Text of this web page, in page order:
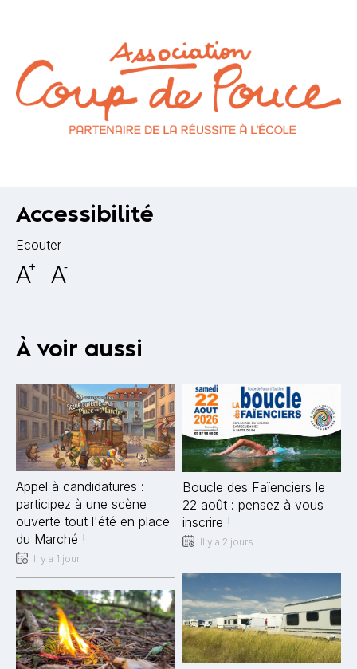
Accessibilité
Ecouter
A+ A-
À voir aussi
Appel à candidatures :
participez à une scène
ouverte tout l'été en place
du Marché !
Il y a 1 jour
Boucle des Faïenciers le
22 août : pensez à vous
inscrire !
Il y a 2 jours